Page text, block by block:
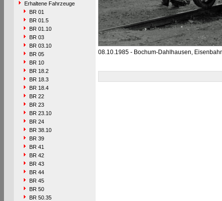
Erhaltene Fahrzeuge
BR 01
BR 01.5
BR 01.10
BR 03
BR 03.10
BR 05
BR 10
BR 18.2
BR 18.3
BR 18.4
BR 22
BR 23
BR 23.10
BR 24
BR 38.10
BR 39
BR 41
BR 42
BR 43
BR 44
BR 45
BR 50
BR 50.35
08.10.1985 - Bochum-Dahlhausen,